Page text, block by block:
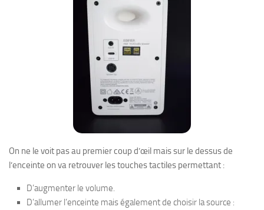
On ne le voit pas au premier coup d’œil mais sur le dessus de
l’enceinte on va retrouver les touches tactiles permettant :
D’augmenter le volume.
D’allumer l’enceinte mais également de choisir la source :